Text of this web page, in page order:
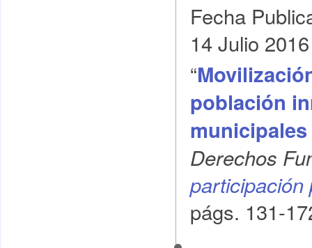
Fecha
14 Julio 2016
“
población
municipales
Derechos
participación
págs. 131-